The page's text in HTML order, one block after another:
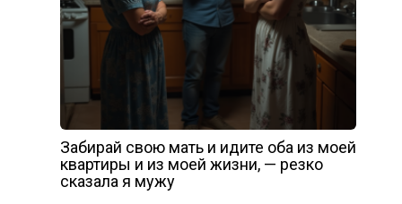
Забирай свою мать и идите оба из моей
квартиры и из моей жизни, — резко
сказала я мужу